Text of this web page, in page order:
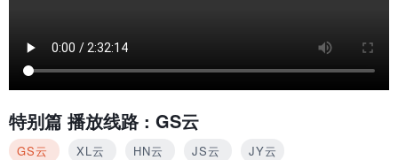
特别篇 播放线路 : GS云
GS云 XL云 HN云 JS云 JY云